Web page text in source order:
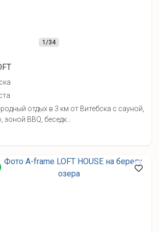
1/34
отдых в 3 км от Витебска с сауной,
BBQ, беседк...